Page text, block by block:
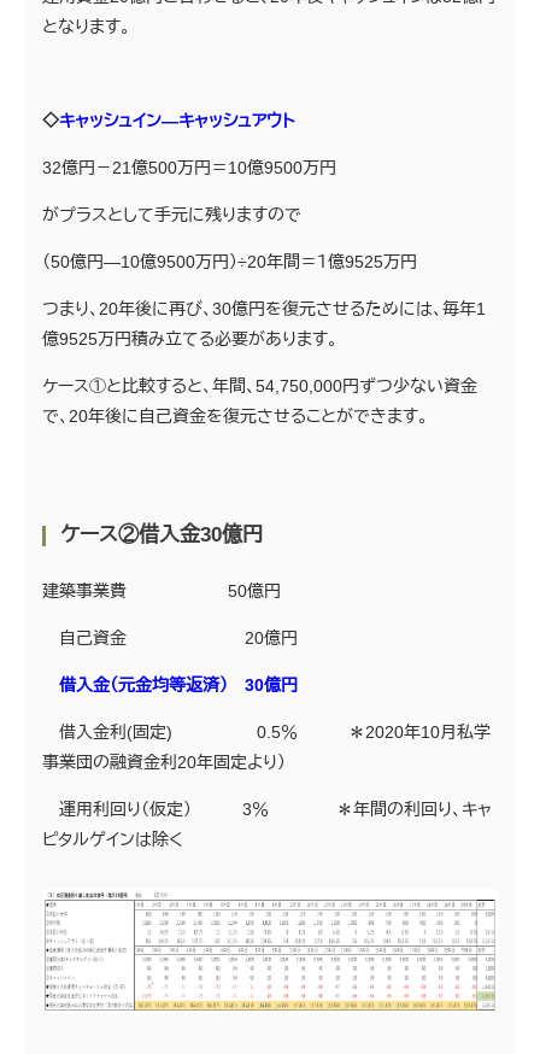
となります。
◇キャッシュイン―キャッシュアウト
32億円－21億500万円＝10億9500万円
がプラスとして手元に残りますので
（50億円―10億9500万円）÷20年間＝１億9525万円
つまり、20年後に再び、30億円を復元させるためには、毎年1
億9525万円積み立てる必要があります。
ケース①と比較すると、年間、54,750,000円ずつ少ない資金
で、20年後に自己資金を復元させることができます。
ケース②借入金30億円
建築事業費 50億円
自己資金 20億円
借入金（元金均等返済） 30億円
借入金利(固定) 0.5％ ＊2020年10月私学
事業団の融資金利20年固定より）
運用利回り（仮定） 3％ ＊年間の利回り、キャ
ピタルゲインは除く